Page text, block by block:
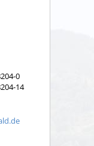
0
14